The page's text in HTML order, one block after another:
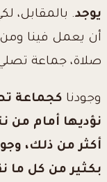
يوجد. بالمقابل،
أن يعمل فينا ومن
صلاة، جماعة
وجودنا كجماعة
نؤديها أمام من
أكثر من ذلك،
بكثير من كل ما